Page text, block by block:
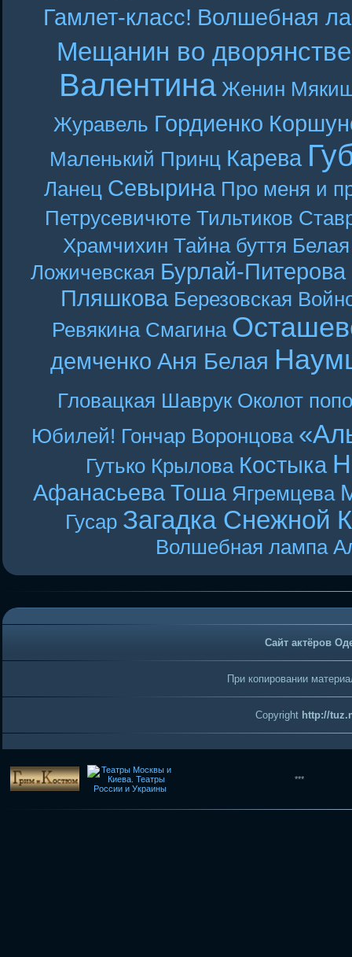
Гамлет-класс! Волшебная
Мещанин во дворянстве
Валентина Женин
Журавель Гордиенко
Маленький Принц Карева
Ланец Севырина Про меня и
Петрусевичюте Тильтиков
Храмчихин Тайна буття
Ложичевская Бурлай-Питерова
Пляшкова Березовская
Ревякина Смагина
демченко Аня Белая
Гловацкая Шаврук Околот
Юбилей! Гончар Воронцова
Гутько Крылова Костыка
Афанасьева Тоша Ягремцева
Гусар Загадка Снежной
Волшебная лампа
Сайт актёров
При копировании
Copyright http://
***